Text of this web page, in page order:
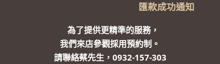
匯款成功通知
為了提供更精準的服務，
我們來店參觀採用預約制。
請聯絡蔡先生，0932-157-303